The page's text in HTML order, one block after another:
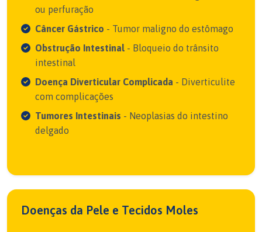
ou perfuração
Câncer Gástrico - Tumor maligno do estômago
Obstrução Intestinal - Bloqueio do trânsito
intestinal
Doença Diverticular Complicada - Diverticulite
com complicações
Tumores Intestinais - Neoplasias do intestino
delgado
Doenças da Pele e Tecidos Moles